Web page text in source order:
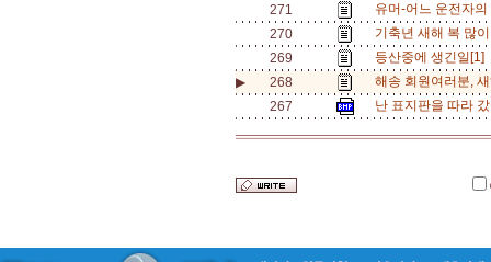
271
유머-어느 운전자
270
기축년 새해 복 많
269
등산중에 생긴일[1]
▶
268
해송 회원여러분,
267
난 표지판을 따라